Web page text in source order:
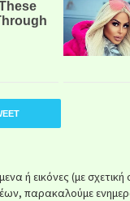
ή εικόνες (με σχετική
παρακαλούμε